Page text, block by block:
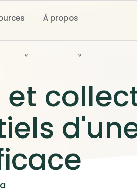
À propos
et